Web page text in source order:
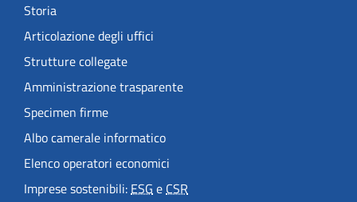
Storia
Articolazione degli uffici
Strutture collegate
Amministrazione trasparente
Specimen firme
Albo camerale informatico
Elenco operatori economici
Imprese sostenibili:ESGeCSR